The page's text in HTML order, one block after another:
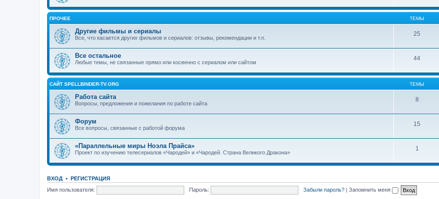
ПРОЧЕЕ ТЕМЫ
Другие фильмы и сериалы
Все, что касается других фильмов и сериалов: отзывы, рекомендации и т.п.
25
Все остальное
Любые темы, не связанные прямо или косвенно с сериалом или сайтом
44
САЙТ SPELLBINDER-TV.ORG ТЕМЫ
Работа сайта
Вопросы, предложения и пожелания по работе сайта
8
Форум
Все вопросы, связанные с работой форума
15
«Параллельные миры Ноэла Прайса»
Проект по изучению телесериалов «Чародей» и «Чародей. Страна Великого Дракона»
1
ВХОД • РЕГИСТРАЦИЯ
Имя пользователя:
Пароль: Забыли пароль? | Запомнить меня